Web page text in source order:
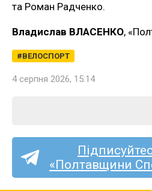
та Роман Радченко.
Владислав ВЛАСЕНКО,
ВЕЛОСПОРТ
4 серпня 2026, 15:14
«Полтавщини